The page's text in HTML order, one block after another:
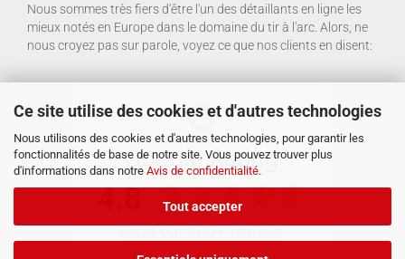
Ce site utilise des cookies et d'autres technologies
Nous utilisons des cookies et d'autres technologies, pour garantir les
fonctionnalités de base de notre site. Vous pouvez trouver plus
d'informations dans notre Avis de confidentialité.
Tout accepter
Nous sommes très fiers d'être l'un des détaillants en ligne les
mieux notés en Europe dans le domaine du tir à l'arc. Alors, ne
nous croyez pas sur parole, voyez ce que nos clients en disent: